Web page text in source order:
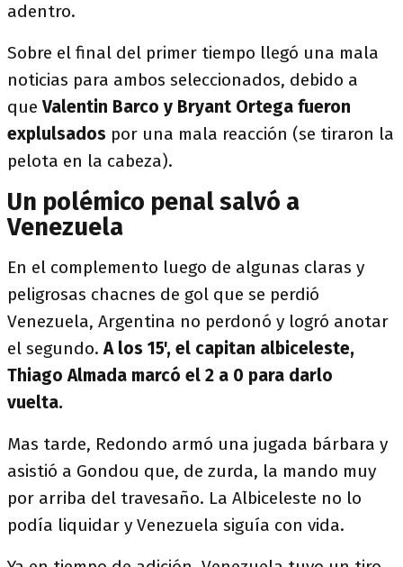
adentro.
Sobre el final del primer tiempo llegó una mala
noticias para ambos seleccionados, debido a
que Valentin Barco y Bryant Ortega fueron
explulsados por una mala reacción (se tiraron la
pelota en la cabeza).
Un polémico penal salvó a
Venezuela
En el complemento luego de algunas claras y
peligrosas chacnes de gol que se perdió
Venezuela, Argentina no perdonó y logró anotar
el segundo.A los 15', el capitan albiceleste,
Thiago Almada marcó el 2 a 0 para darlo
vuelta.
Mas tarde, Redondo armó una jugada bárbara y
asistió a Gondou que, de zurda, la mando muy
por arriba del travesaño. La Albiceleste no lo
podía liquidar y Venezuela siguía con vida.